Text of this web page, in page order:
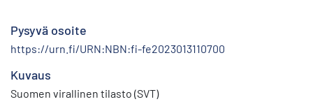
Pysyvä osoite
https://urn.fi/URN:NBN:fi-fe2023013110700
Kuvaus
Suomen virallinen tilasto (SVT)